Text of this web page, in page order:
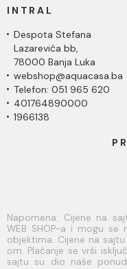
INTRAL
Despota Stefana
Lazarevića bb,
78000 Banja Luka
webshop@aquacasa.ba
Telefon: 051 965 620
401764890000
1966138
Napomena: Cijene na
WEB SHOP-a i mogu
objektima. Cijene na
om. Plaćanje se vrši
sajtu su dio naše